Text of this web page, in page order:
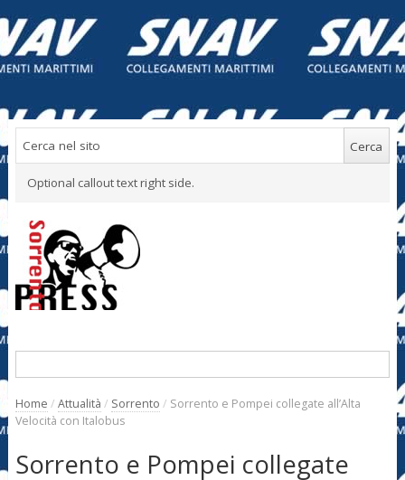
Optional callout text right side.
Home / Attualità / Sorrento / Sorrento e Pompei collegate all’Alta
Velocità con Italobus
Sorrento e Pompei collegate